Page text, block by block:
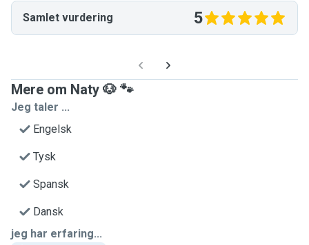
Samlet vurdering 5
Mere om Naty 🐶 🐾
Jeg taler ...
Engelsk
Tysk
Spansk
Dansk
jeg har erfaring...